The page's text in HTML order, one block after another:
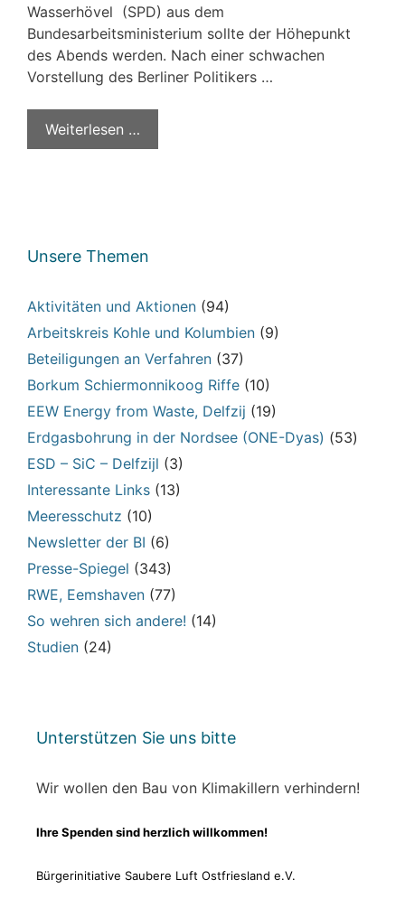
Wasserhövel (SPD) aus dem
Bundesarbeitsministerium sollte der Höhepunkt
des Abends werden. Nach einer schwachen
Vorstellung des Berliner Politikers …
Weiterlesen …
Unsere Themen
Aktivitäten und Aktionen (94)
Arbeitskreis Kohle und Kolumbien (9)
Beteiligungen an Verfahren (37)
Borkum Schiermonnikoog Riffe (10)
EEW Energy from Waste, Delfzij (19)
Erdgasbohrung in der Nordsee (ONE-Dyas) (53)
ESD – SiC – Delfzijl (3)
Interessante Links (13)
Meeresschutz (10)
Newsletter der BI (6)
Presse-Spiegel (343)
RWE, Eemshaven (77)
So wehren sich andere! (14)
Studien (24)
Unterstützen Sie uns bitte
Wir wollen den Bau von Klimakillern verhindern!
Ihre Spenden sind herzlich willkommen!
Bürgerinitiative Saubere Luft Ostfriesland e.V.